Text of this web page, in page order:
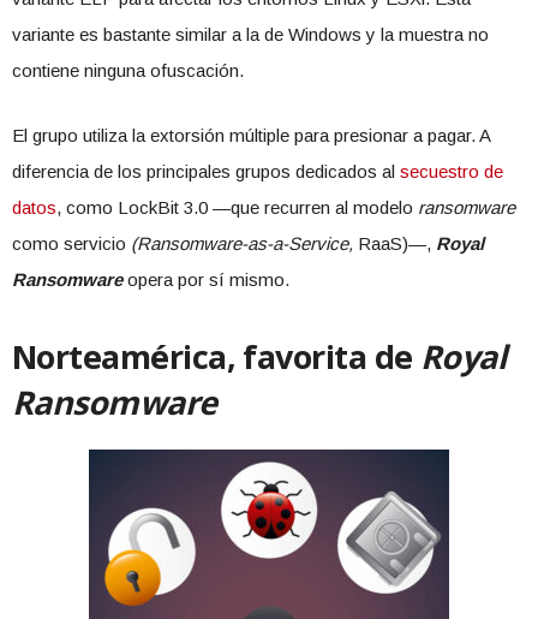
variante es bastante similar a la de Windows y la muestra no
contiene ninguna ofuscación.
El grupo utiliza la extorsión múltiple para presionar a pagar. A
diferencia de los principales grupos dedicados al secuestro de
datos, como LockBit 3.0 —que recurren al modelo ransomware
como servicio (Ransomware-as-a-Service, RaaS)—, Royal
Ransomware opera por sí mismo.
Norteamérica, favorita de Royal
Ransomware